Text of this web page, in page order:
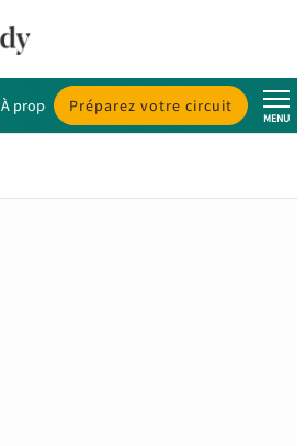
À propos de Cuba À propos de nous
Préparez votre circuit
MENU